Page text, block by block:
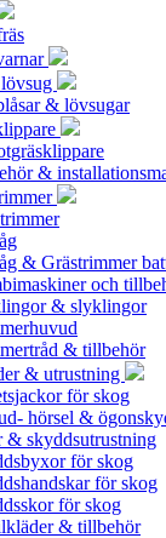
& lövsugar
&
& Grästrimmer
och
& slyklingor
& tillbehör
& utrustning
för skog
hörsel &
& skyddsutrustning
för skog
för skog
för skog
& tillbehör